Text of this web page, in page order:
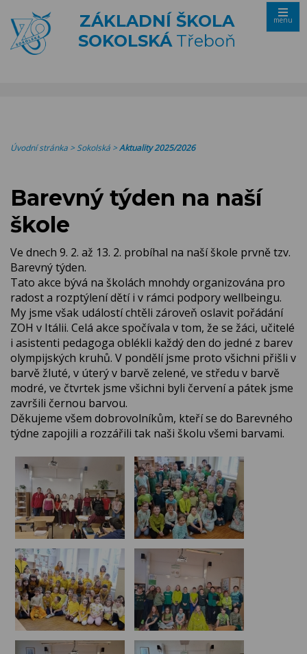
ZÁKLADNÍ ŠKOLA
SOKOLSKÁTřeboň
menu
Úvodní stránka >Sokolská >Aktuality 2025/2026
Barevný týden na naší
škole
Ve dnech 9. 2. až 13. 2. probíhal na naší škole prvně tzv.
Barevný týden.
Tato akce bývá na školách mnohdy organizována pro
radost a rozptýlení dětí i v rámci podpory wellbeingu.
My jsme však událostí chtěli zároveň oslavit pořádání
ZOH v Itálii. Celá akce spočívala v tom, že se žáci, učitelé
i asistenti pedagoga oblékli každý den do jedné z barev
olympijských kruhů. V pondělí jsme proto všichni přišli v
barvě žluté, v úterý v barvě zelené, ve středu v barvě
modré, ve čtvrtek jsme všichni byli červení a pátek jsme
završili černou barvou.
Děkujeme všem dobrovolníkům, kteří se do Barevného
týdne zapojili a rozzářili tak naši školu všemi barvami.